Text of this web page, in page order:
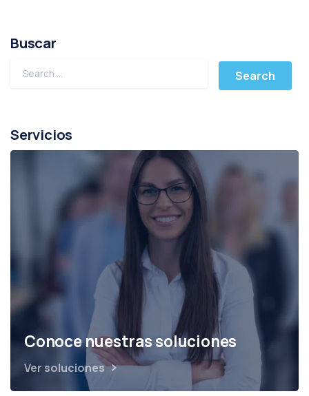
Buscar
Servicios
Conoce nuestras soluciones
Ver soluciones